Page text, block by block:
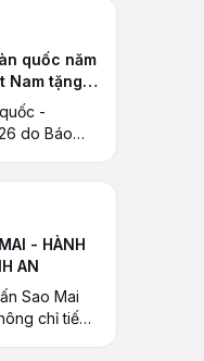
quốc năm
Nam tặng
Hy Vọng”
-
do Báo
tổ chức
- HÀNH
AN
Sao Mai
chỉ tiếp